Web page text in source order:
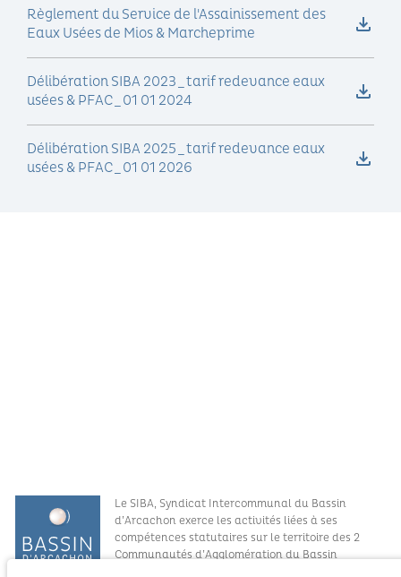
Règlement du Service de l'Assainissement des
Eaux Usées de Mios & Marcheprime
Délibération SIBA 2023_tarif redevance eaux
usées & PFAC_01 01 2024
Délibération SIBA 2025_tarif redevance eaux
usées & PFAC_01 01 2026
Le SIBA, Syndicat Intercommunal du Bassin
d’Arcachon exerce les activités liées à ses
compétences statutaires sur le territoire des 2
Communautés d’Agglomération du Bassin